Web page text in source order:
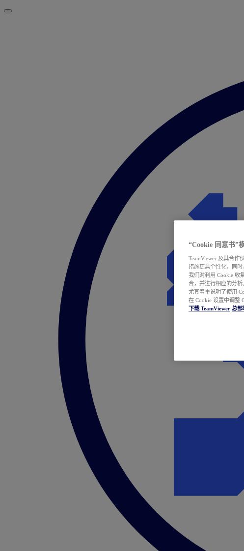
“Cookie 同意书”
TeamViewer 及其合作
措施更具个性化，同
我们对利用 Cookie 收
合，并进行相应的分析
尤其着重说明了使用
在 Cookie 设置中调整
下载 TeamViewer 总部